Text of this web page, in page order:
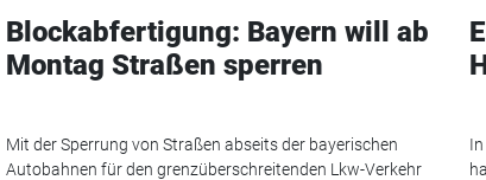
Blockabfertigung: Bayern will ab
Montag Straßen sperren
Mit der Sperrung von Straßen abseits der bayerischen
Autobahnen für den grenzüberschreitenden Lkw-Verkehr